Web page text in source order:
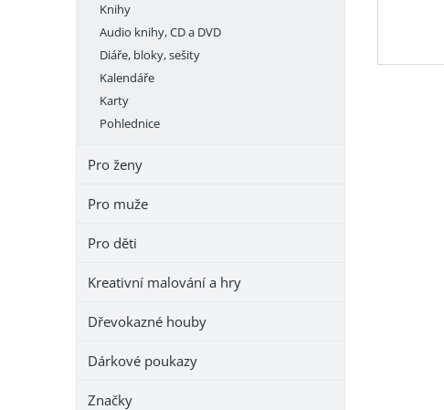
Knihy
Audio knihy, CD a DVD
Diáře, bloky, sešity
Kalendáře
Karty
Pohlednice
Pro ženy
Pro muže
Pro děti
Kreativní malování a hry
Dřevokazné houby
Dárkové poukazy
Značky